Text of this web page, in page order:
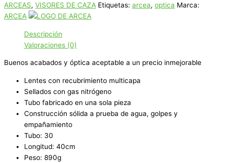
40X60
Tubo
Retícula
MIL
iluminada.
Parelaje
Lateral.
Anillas
incluidas.
cantidad
ARCEAS, VISORES DE CAZA Etiquetas: arcea, optica Marca:
ARCEA
Descripción
Valoraciones (0)
Buenos acabados y óptica aceptable a un precio inmejorable
Lentes con recubrimiento multicapa
Sellados con gas nitrógeno
Tubo fabricado en una sola pieza
Construcción sólida a prueba de agua, golpes y
empañamiento
Tubo: 30
Longitud: 40cm
Peso: 890g